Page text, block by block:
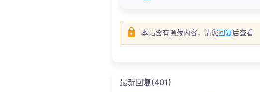
本帖含有隐藏内容，请您回复后查看
最新回复(401)